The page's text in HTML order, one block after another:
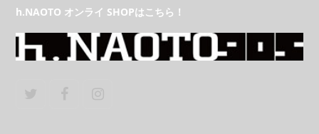
h.NAOTO オンライ SHOPはこちら！